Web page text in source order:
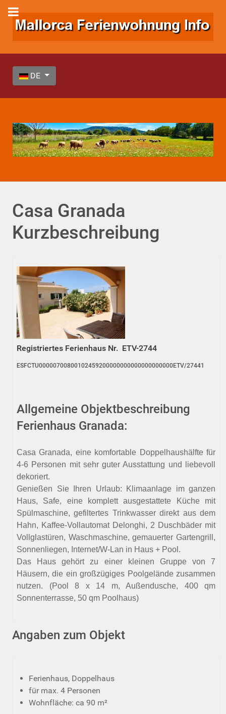
Sprache auswählen
DE
Casa Granada
Kurzbeschreibung
Registriertes Ferienhaus Nr. ETV-2744
ESFCTU00000700800102459200000000000000000000ETV/27441
Allgemeine Objektbeschreibung
Ferienhaus Granada:
Casa Granada, eine komfortable Doppelhaushälfte für
4-6 Personen mit sehr guter Ausstattung und liebevoll
dekoriert.
Genießen Sie Ihren Urlaub: Klimaanlage im ganzen
Haus, Safe, eine komplett ausgestattete Küche mit
Spülmaschine, gefiltertes Trinkwasser direkt aus dem
Hahn, Kaffee-Vollautomat Delonghi, 2 Duschbäder mit
Vollglastüren, Waschmaschine, gemauerter Gartengrill,
Sonnenliegen, Internet/W-Lan in Haus + Pool.
Das Haus gehört zu einer kleinen Gruppe von 7
Häusern, die ein großzügiges Poolgelände zusammen
nutzen. (Pool 8 x 14 m, Außendusche, 400 qm
Sonnenterrasse, 50 qm Poolhaus)
Angaben zum Objekt
Ferienhaus, Doppelhaus
für max. 4 Personen
Wohnfläche: ca 90 m²